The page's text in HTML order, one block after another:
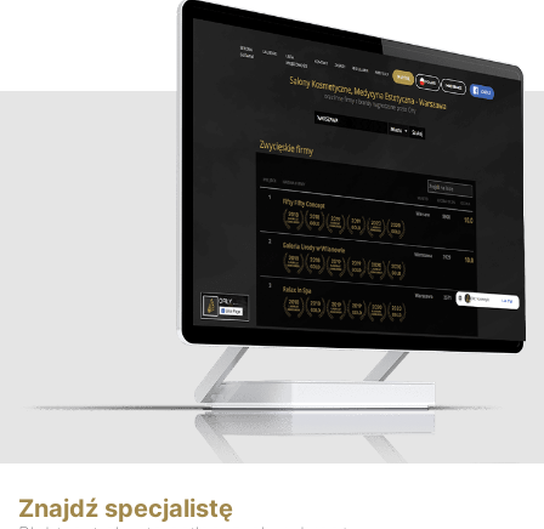
Znajdź specjalistę